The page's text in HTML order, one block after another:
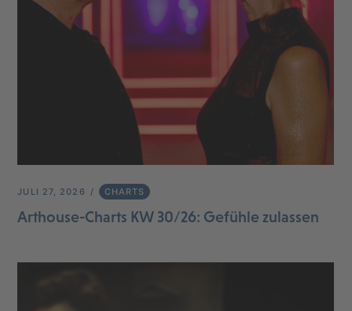
JULI 27, 2026 CHARTS
Arthouse-Charts KW 30/26: Gefühle zulassen